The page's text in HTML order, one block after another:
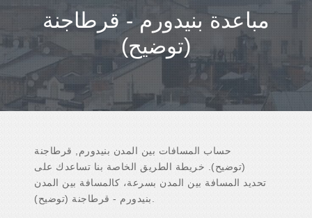
مباعدة بنيدورم - قرطاجنة
(توضيح)
حساب المسافات بين المدن بنيدورم, قرطاجنة
(توضيح). خريطة الطريق الخاصة بنا تساعدك على
تحديد المسافة بين المدن بسرعة، كالمسافة بين المدن